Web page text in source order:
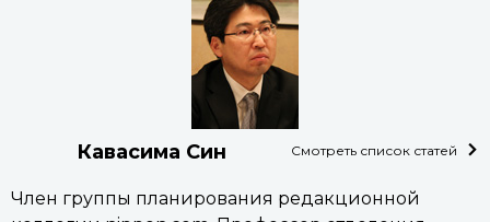
Кавасима Син Смотреть список статей
Член группы планирования редакционной